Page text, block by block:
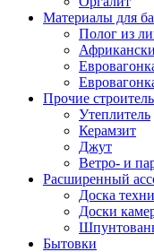
Материалы для
Полог из
Прочие
Утеплитель
Керамзит
Джут
Ветро- и
Расширенный
Доска
Доски
Бытовки